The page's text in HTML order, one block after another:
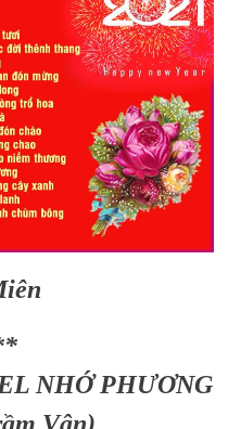
NHỚ PHƯƠNG
Vân)